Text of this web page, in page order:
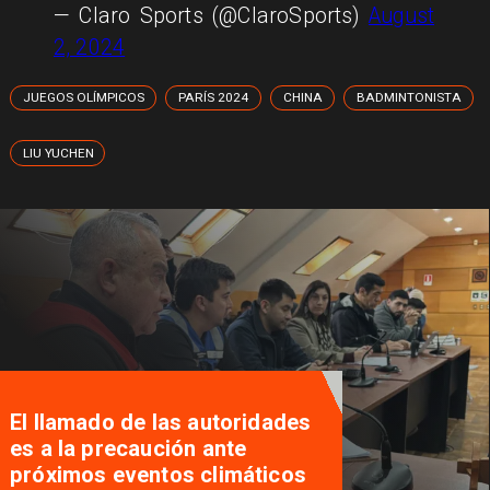
— Claro Sports (@ClaroSports) August
2, 2024
JUEGOS OLÍMPICOS PARÍS 2024 CHINA BADMINTONISTA
LIU YUCHEN
El llamado de las autoridades
es a la precaución ante
próximos eventos climáticos